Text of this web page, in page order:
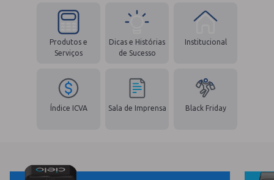
Produtos e
Serviços
Dicas e Histórias
de Sucesso
Institucional
Índice ICVA Sala de Imprensa Black Friday